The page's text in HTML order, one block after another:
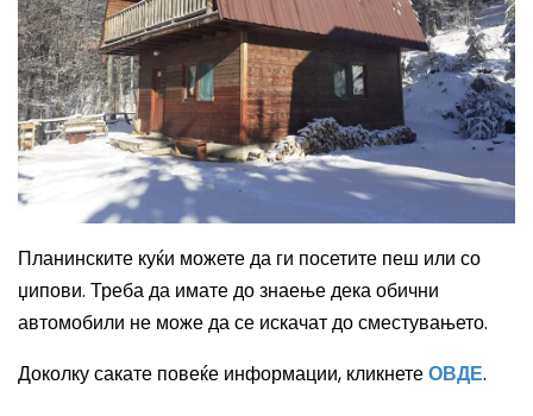
Планинските куќи можете да ги посетите пеш или со
џипови. Треба да имате до знаење дека обични
автомобили не може да се искачат до сместувањето.
Доколку сакате повеќе информации, кликнетеОВДЕ.